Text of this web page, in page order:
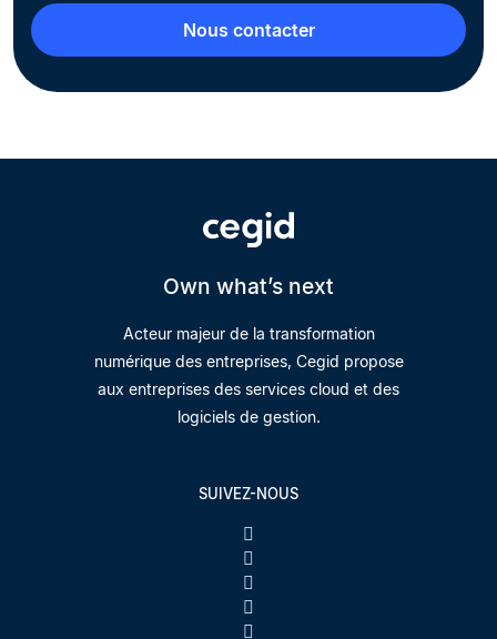
Nous contacter
Own what’s next
Acteur majeur de la transformation
numérique des entreprises, Cegid propose
aux entreprises des services cloud et des
logiciels de gestion.
SUIVEZ-NOUS